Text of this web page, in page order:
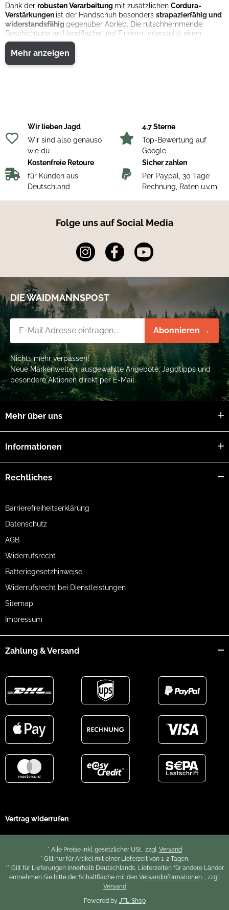
Dank der robusten Verarbeitung mit zusätzlichen Cordura-
Verstärkungen ist der Handschuh besonders strapazierfähig und
widerstandsfähig gegenüber Abrieb. Die rutschhemmende
Beschichtung an Handfläche und Fingern unterstützt einen
sicheren Griff und verbessert die Kontrolle bei jeder Bewegung.
Durch die verlängerte Form über dem Handgelenk hinaus bietet
der Handschuh zusätzlichen Schutz vor Kälte und Wind. Eine
Mehr anzeigen
Wir lieben Jagd
Wir sind also genauso
wie du
4,7 Sterne
Top-Bewertung auf
Google
Kostenfreie Retoure
für Kunden aus
Deutschland
Sicher zahlen
Per Paypal, 30 Tage
Rechnung, Raten u.v.m.
Folge uns auf Social Media
DIE WAIDMANNSPOST
Abonnieren →
Nichts mehr verpassen!
Neue Markenwelten, ausgewählte Angebote, Jagdtipps und
besondere Aktionen direkt per E-Mail.
Mehr über uns
Informationen
Rechtliches
Barrierefreiheitserklärung
Datenschutz
AGB
Widerrufsrecht
Batteriegesetzhinweise
Widerrufsrecht bei Dienstleistungen
Sitemap
Impressum
Zahlung & Versand
Vertrag widerrufen
* Alle Preise inkl. gesetzlicher USt., zzgl. Versand
* Gilt nur für Artikel mit einer Lieferzeit von 1-2 Tagen.
** Gilt für Lieferungen innerhalb Deutschlands, Lieferzeiten für andere Länder
entnehmen Sie bitte der Schaltfläche mit den Versandinformationen. , zzgl.
Versand
Powered by JTL-Shop